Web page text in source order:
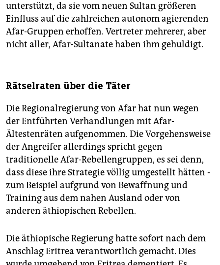
unterstützt, da sie vom neuen Sultan größeren
Einfluss auf die zahlreichen autonom agierenden
Afar-Gruppen erhoffen. Vertreter mehrerer, aber
nicht aller, Afar-Sultanate haben ihm gehuldigt.
Rätselraten über die Täter
Die Regionalregierung von Afar hat nun wegen
der Entführten Verhandlungen mit Afar-
Ältestenräten aufgenommen. Die Vorgehensweise
der Angreifer allerdings spricht gegen
traditionelle Afar-Rebellengruppen, es sei denn,
dass diese ihre Strategie völlig umgestellt hätten -
zum Beispiel aufgrund von Bewaffnung und
Training aus dem nahen Ausland oder von
anderen äthiopischen Rebellen.
Die äthiopische Regierung hatte sofort nach dem
Anschlag Eritrea verantwortlich gemacht. Dies